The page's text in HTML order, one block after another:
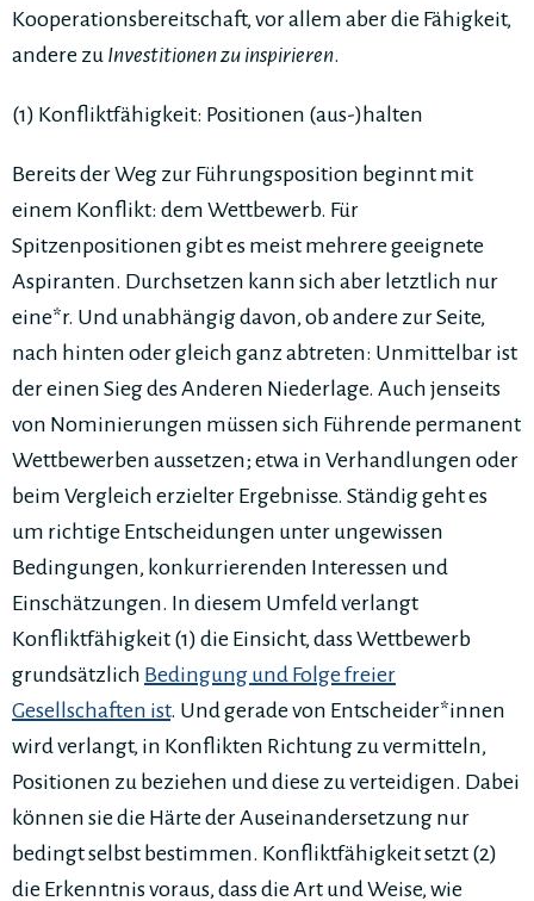
Kooperationsbereitschaft, vor allem aber die Fähigkeit,
andere zu Investitionenzu inspirieren.
(1) Konfliktfähigkeit: Positionen (aus-)halten
Bereits der Weg zur Führungsposition beginnt mit
einem Konflikt: dem Wettbewerb. Für
Spitzenpositionen gibt es meist mehrere geeignete
Aspiranten. Durchsetzen kann sich aber letztlich nur
eine*r. Und unabhängig davon, ob andere zur Seite,
nach hinten oder gleich ganz abtreten: Unmittelbar ist
der einen Sieg des Anderen Niederlage. Auch jenseits
von Nominierungen müssen sich Führende permanent
Wettbewerben aussetzen; etwa in Verhandlungen oder
beim Vergleich erzielter Ergebnisse. Ständig geht es
um richtige Entscheidungen unter ungewissen
Bedingungen, konkurrierenden Interessen und
Einschätzungen. In diesem Umfeld verlangt
Konfliktfähigkeit (1) die Einsicht, dass Wettbewerb
grundsätzlich Bedingung und Folge freier
Gesellschaften ist. Und gerade von Entscheider*innen
wird verlangt, in Konflikten Richtung zu vermitteln,
Positionen zu beziehen und diese zu verteidigen. Dabei
können sie die Härte der Auseinandersetzung nur
bedingt selbst bestimmen. Konfliktfähigkeit setzt (2)
die Erkenntnis voraus, dass die Art und Weise, wie